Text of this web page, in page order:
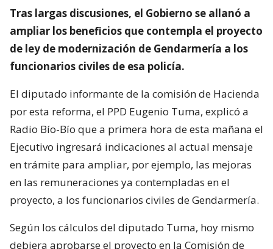
Tras largas discusiones, el Gobierno se allanó a
ampliar los beneficios que contempla el proyecto
de ley de modernización de Gendarmería a los
funcionarios civiles de esa policía.
El diputado informante de la comisión de Hacienda
por esta reforma, el PPD Eugenio Tuma, explicó a
Radio Bío-Bío que a primera hora de esta mañana el
Ejecutivo ingresará indicaciones al actual mensaje
en trámite para ampliar, por ejemplo, las mejoras
en las remuneraciones ya contempladas en el
proyecto, a los funcionarios civiles de Gendarmería.
Según los cálculos del diputado Tuma, hoy mismo
debiera aprobarse el proyecto en la Comisión de